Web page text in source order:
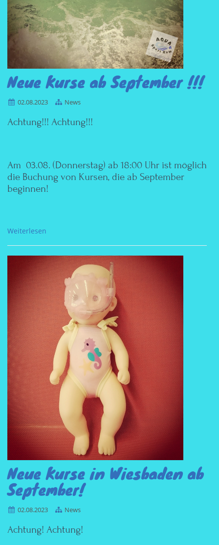
Neue Kurse ab September !!!
02.08.2023 News
Achtung!!! Achtung!!!
Am 03.08. (Donnerstag) ab 18:00 Uhr ist möglich
die Buchung von Kursen, die ab September
beginnen!
Weiterlesen
Neue Kurse in Wiesbaden ab
September!
02.08.2023 News
Achtung! Achtung!